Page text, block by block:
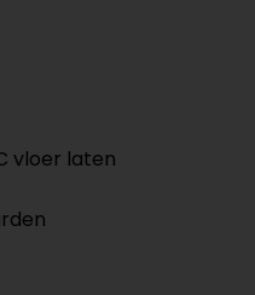
vloer laten